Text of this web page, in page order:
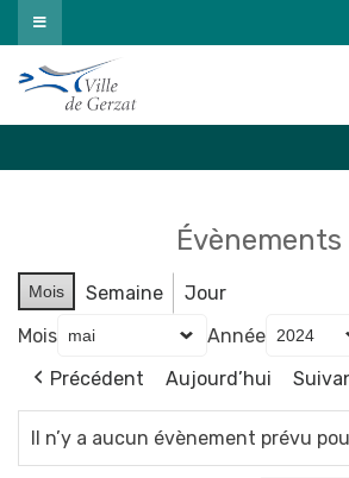
Passer
au
contenu
Mois Semaine
Jour
Mois
Année
Précédent
Aujourd’hui
Il n’y a aucun évènement prévu